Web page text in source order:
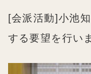
[会派活動]小池
する要望を行い